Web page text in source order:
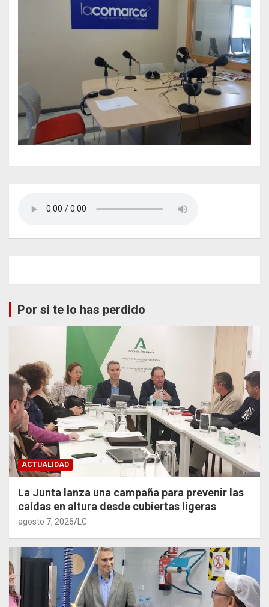
Por si te lo has perdido
ACTUALIDAD
La Junta lanza una campaña para prevenir las
caídas en altura desde cubiertas ligeras
agosto 7, 2026 LC